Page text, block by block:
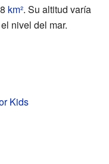
km². Su altitud varía
nivel del mar.
Kids